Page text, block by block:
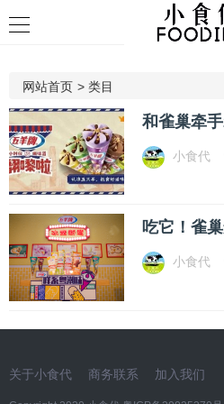
网站首页 > 类目
小食代
小食代
关于小食代 商务联系 加入我们